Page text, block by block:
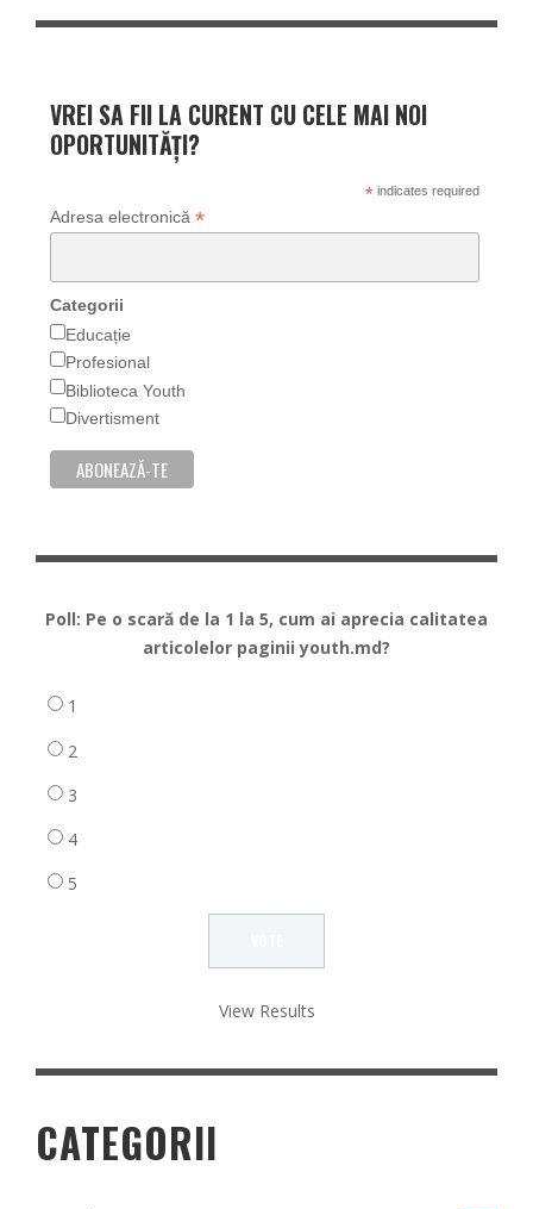
VREI SA FII LA CURENT CU CELE MAI NOI
OPORTUNITĂȚI?
*indicates required
Adresa electronică *
Categorii
Educație
Profesional
Biblioteca Youth
Divertisment
Poll: Pe o scară de la 1 la 5, cum ai aprecia calitatea
articolelor paginii youth.md?
1
2
3
4
5
View Results
CATEGORII